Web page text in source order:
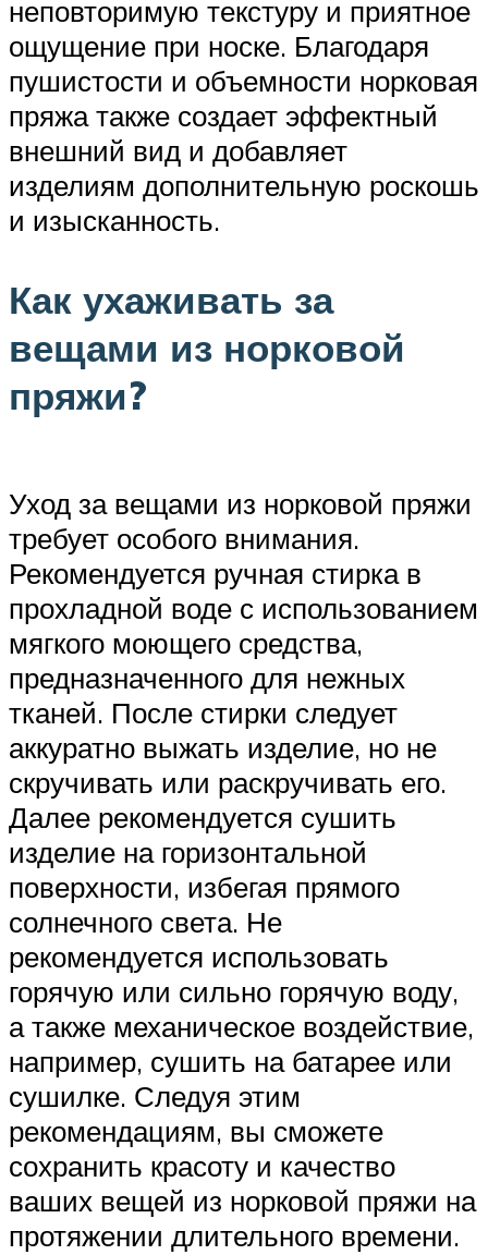
неповторимую текстуру и приятное
ощущение при носке. Благодаря
пушистости и объемности норковая
пряжа также создает эффектный
внешний вид и добавляет
изделиям дополнительную роскошь
и изысканность.
Как ухаживать за
вещами из норковой
пряжи?
Уход за вещами из норковой пряжи
требует особого внимания.
Рекомендуется ручная стирка в
прохладной воде с использованием
мягкого моющего средства,
предназначенного для нежных
тканей. После стирки следует
аккуратно выжать изделие, но не
скручивать или раскручивать его.
Далее рекомендуется сушить
изделие на горизонтальной
поверхности, избегая прямого
солнечного света. Не
рекомендуется использовать
горячую или сильно горячую воду,
а также механическое воздействие,
например, сушить на батарее или
сушилке. Следуя этим
рекомендациям, вы сможете
сохранить красоту и качество
ваших вещей из норковой пряжи на
протяжении длительного времени.